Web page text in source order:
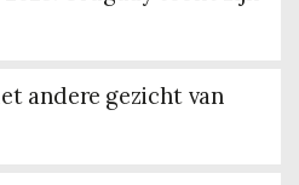
andere gezicht van